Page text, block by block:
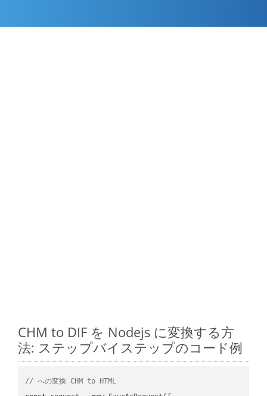
CHM to DIF を Nodejs に変換する方
法: ステップバイステップのコード例
// への変換 CHM to HTML